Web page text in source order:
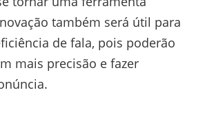
também será útil para
de fala, pois poderão
mais precisão e fazer